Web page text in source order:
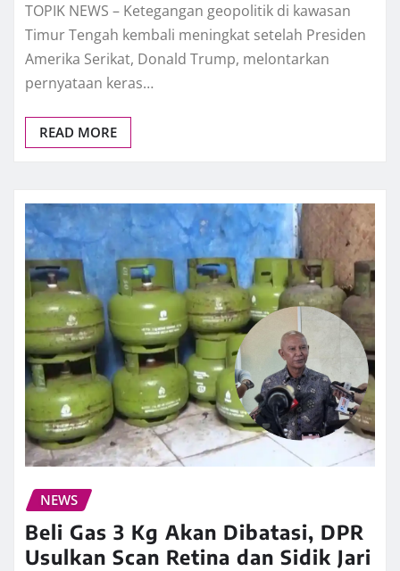
TOPIK NEWS – Ketegangan geopolitik di kawasan
Timur Tengah kembali meningkat setelah Presiden
Amerika Serikat, Donald Trump, melontarkan
pernyataan keras…
READ MORE
NEWS
Beli Gas 3 Kg Akan Dibatasi, DPR
Usulkan Scan Retina dan Sidik Jari